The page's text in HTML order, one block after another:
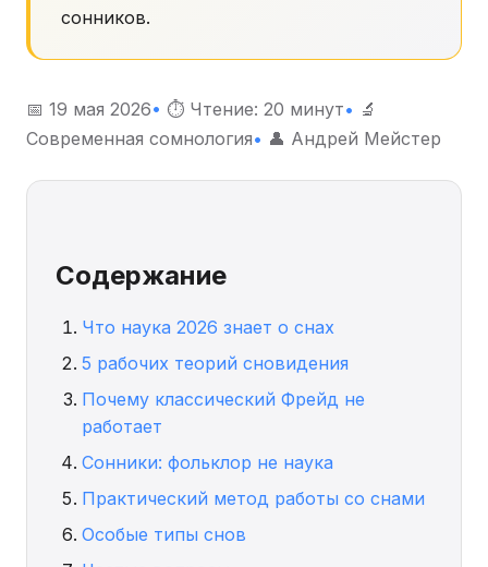
сонников.
📅 19 мая 2026• ⏱ Чтение: 20 минут• 🔬
Современная сомнология• 👤 Андрей Мейстер
Содержание
Что наука 2026 знает о снах
5 рабочих теорий сновидения
Почему классический Фрейд не
работает
Сонники: фольклор не наука
Практический метод работы со снами
Особые типы снов